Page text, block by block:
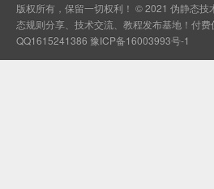
版权所有，保留一切权利！ © 2021 伪静态技
态规则分享、技术交流、教程发布基地！付
QQ1615241386 豫ICP备16003993号-1